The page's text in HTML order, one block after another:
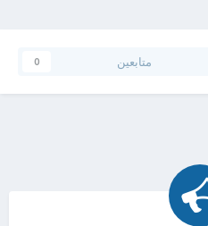
متابعين 0